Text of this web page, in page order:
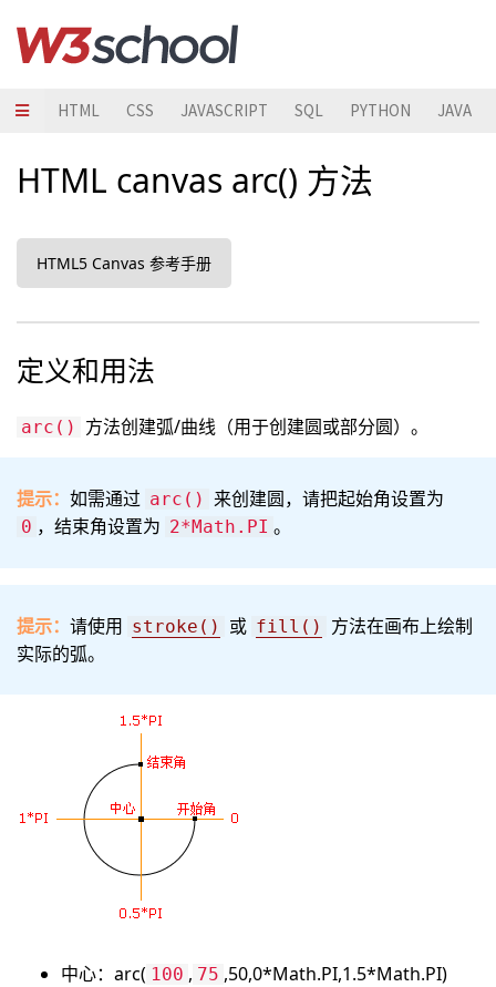
HTML CSS JAVASCRIPT SQL PYTHON JAVA
HTML canvas arc() 方法
HTML5 Canvas 参考手册
定义和用法
arc() 方法创建弧/曲线（用于创建圆或部分圆）。
提示： 如需通过 arc() 来创建圆，请把起始角设置为
0 ，结束角设置为 2*Math.PI 。
提示： 请使用 stroke() 或 fill()
方法在画布上绘制
实际的弧。
中心：arc( 100 , 75 ,50,0*Math.PI,1.5*Math.PI)